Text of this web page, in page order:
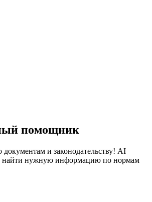
помощник
и законодательству! AI
нужную информацию по нормам